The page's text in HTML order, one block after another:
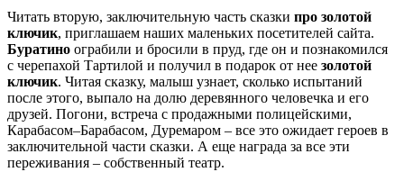
Читать вторую, заключительную часть сказки про золотой
ключик, приглашаем наших маленьких посетителей сайта.
Буратино ограбили и бросили в пруд, где он и познакомился
с черепахой Тартилой и получил в подарок от нее золотой
ключик. Читая сказку, малыш узнает, сколько испытаний
после этого, выпало на долю деревянного человечка и его
друзей. Погони, встреча с продажными полицейскими,
Карабасом–Барабасом, Дуремаром – все это ожидает героев в
заключительной части сказки. А еще награда за все эти
переживания – собственный театр.